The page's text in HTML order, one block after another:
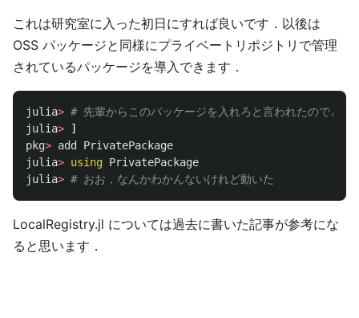
これは研究室に入った初日にすれば良いです．以後は
OSS パッケージと同様にプライベートリポジトリで管理
されているパッケージを導入できます．
julia> # 先輩からこのパッケージを入れろと言われたのでとり
julia>
]
pkg> add
PrivatePackage
julia> using PrivatePackage
julia> # おお，なんかわかんないけれど動いた
LocalRegistry.jl については過去に書いた記事が参考にな
ると思います．